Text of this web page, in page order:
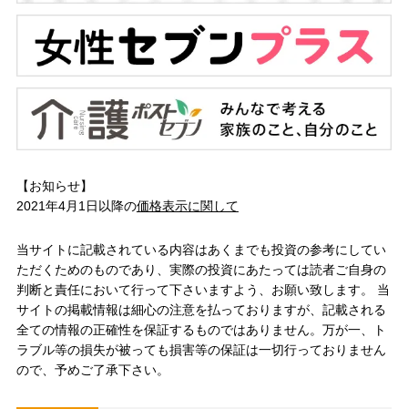
【お知らせ】
2021年4月1日以降の価格表示に関して
当サイトに記載されている内容はあくまでも投資の参考にしてい
ただくためのものであり、実際の投資にあたっては読者ご自身の
判断と責任において行って下さいますよう、お願い致します。 当
サイトの掲載情報は細心の注意を払っておりますが、記載される
全ての情報の正確性を保証するものではありません。万が一、ト
ラブル等の損失が被っても損害等の保証は一切行っておりません
ので、予めご了承下さい。